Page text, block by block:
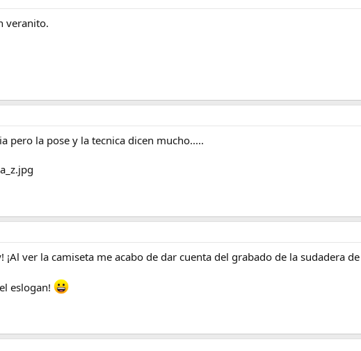
veranito.
pero la pose y la tecnica dicen mucho.....
¡Al ver la camiseta me acabo de dar cuenta del grabado de la sudadera
eslogan!